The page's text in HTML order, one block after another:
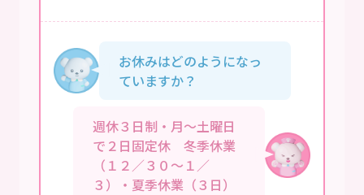
お休みはどのようになっ
ていますか？
週休３日制・月～土曜日
で２日固定休 冬季休業
（１２／３０～１／
３）・夏季休業（３日）